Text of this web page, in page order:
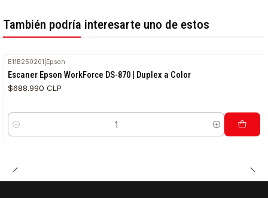
También podría interesarte uno de estos
B11B250201 Epson
Escaner Epson WorkForce DS-870 | Duplex a Color
$688.990 CLP
Cantidad